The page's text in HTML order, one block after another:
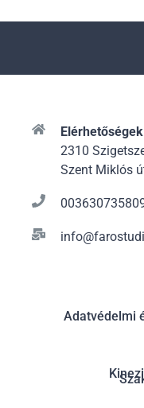
Elérhetőségek
2310
Szent Miklós
Adatvédelmi